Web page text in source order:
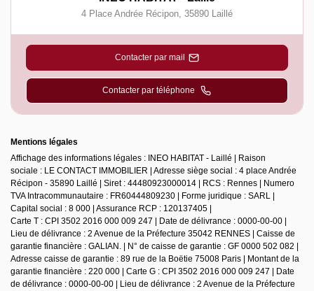
4 Place Andrée Récipon 35890 Laillé
Contacter par mail
Contacter par téléphone
Mentions légales
Affichage des informations légales : INEO HABITAT - Laillé | Raison
sociale : LE CONTACT IMMOBILIER | Adresse siège social : 4 place Andrée
Récipon - 35890 Laillé | Siret : 44480923000014 | RCS : Rennes | Numero
TVA Intracommunautaire : FR60444809230 | Forme juridique : SARL |
Capital social : 8 000 | Assurance RCP : 120137405 |
Carte T : CPI 3502 2016 000 009 247 | Date de délivrance : 0000-00-00 |
Lieu de délivrance : 2 Avenue de la Préfecture 35042 RENNES | Caisse de
garantie financière : GALIAN. | N° de caisse de garantie : GF 0000 502 082 |
Adresse caisse de garantie : 89 rue de la Boëtie 75008 Paris | Montant de la
garantie financière : 220 000 | Carte G : CPI 3502 2016 000 009 247 | Date
de délivrance : 0000-00-00 | Lieu de délivrance : 2 Avenue de la Préfecture